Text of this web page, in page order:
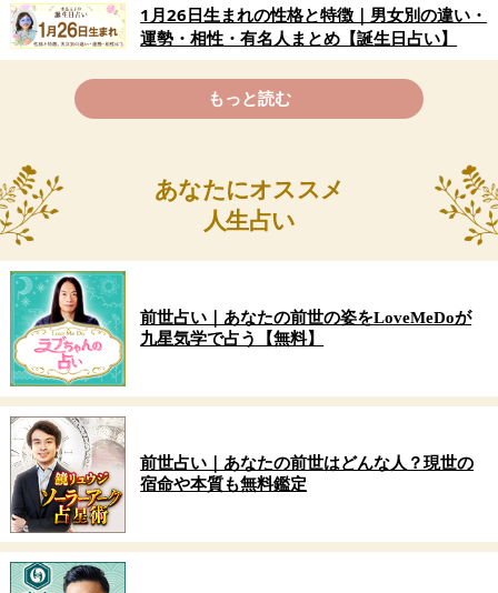
もっと読む
あなたにオススメ
人生占い
前世占い｜あなたの前世の姿をLoveMeDoが
九星気学で占う【無料】
前世占い｜あなたの前世はどんな人？現世の
宿命や本質も無料鑑定